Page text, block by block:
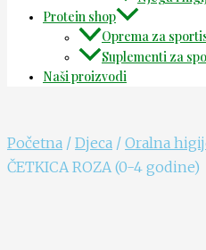
Protein shop
Oprema za
Suplementi za
Naši proizvodi
Početna / Djeca / Oralna
ČETKICA ROZA (0-4 godine)